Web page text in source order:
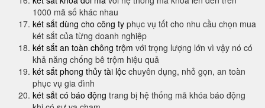
1000 mã số khác nhau
két sắt dùng cho công ty phục vụ tốt cho nhu cầu chọn mua
két sắt của từng doanh nghiệp
két sắt an toàn chông trộm với trọng lượng lớn vì vậy nó có
khả năng chống bê trộm hiệu quả
két sắt phong thủy tài lộc chuyên dụng, nhỏ gọn, an toàn
phục vụ gia đình
két sắt có báo động trang bị hệ thống mã khóa báo động